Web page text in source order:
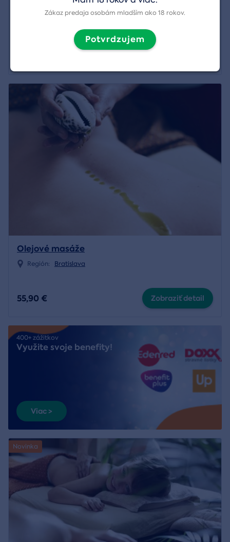
Krátka olejová masáž pre deti
Olejové masáže
Región: Bratislava
55,90 € Zobraziť detail
400+ zážitkov
Využite svoje benefity!
Viac >
Novinka
Zákaz predaja osobám mladším ako 18 rokov.
Potvrdzujem